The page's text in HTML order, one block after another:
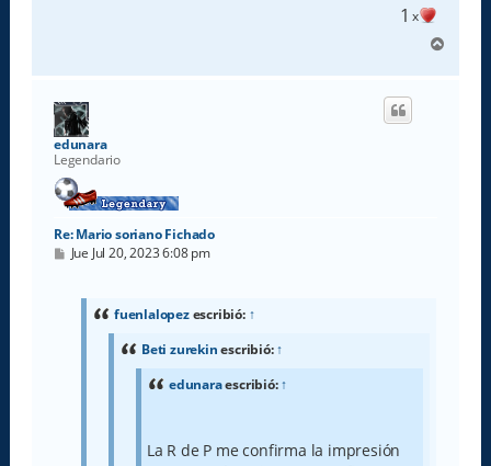
1 x
r
edunara
Legendario
Re: Mario soriano Fichado
M
Jue Jul 20, 2023 6:08 pm
fuenlalopezescribió: ↑
Beti zurekinescribió:↑
edunaraescribió:↑
La R de P me confirma la impresión